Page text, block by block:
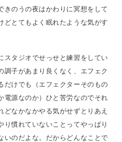
きのうの夜はかわりに冥想をして
どとてもよく眠れたような気がす
スタジオでせっせと練習をしてい
調子があまり良くなく、エフェク
だけでも（エフェクターそのもの
電源なのか）ひと苦労なのでそれ
どなかなかやる気がせずとりあえ
慣れていないことってやっぱり
いのだよな。だからどんなことで